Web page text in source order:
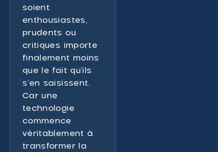
soient
enthousiastes,
prudents ou
critiques importe
finalement moins
que le fait qu’ils
s’en saisissent.
Car une
technologie
commence
véritablement à
transformer la